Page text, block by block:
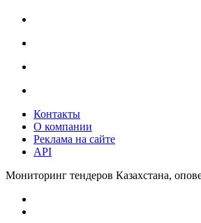
Контакты
О компании
Реклама на сайте
API
Мониторинг тендеров Казахстана,